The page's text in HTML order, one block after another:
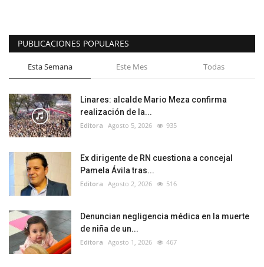
PUBLICACIONES POPULARES
Esta Semana Este Mes Todas
Linares: alcalde Mario Meza confirma
realización de la...
Editora Agosto 5, 2026 935
Ex dirigente de RN cuestiona a concejal
Pamela Ávila tras...
Editora Agosto 2, 2026 516
Denuncian negligencia médica en la muerte
de niña de un...
Editora Agosto 1, 2026 467